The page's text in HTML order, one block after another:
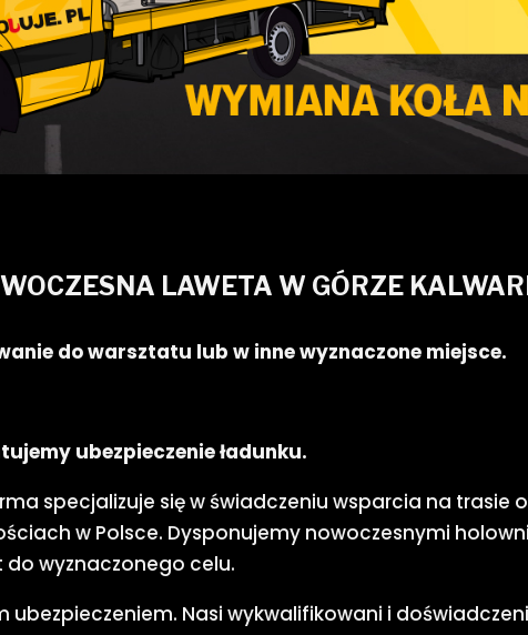
LAWETA W GÓRZE
do warsztatu lub w inne wyznaczone miejsce.
ubezpieczenie ładunku.
specjalizuje się w świadczeniu wsparcia na trasie
w Polsce. Dysponujemy nowoczesnymi
wyznaczonego celu.
ubezpieczeniem. Nasi wykwalifikowani i